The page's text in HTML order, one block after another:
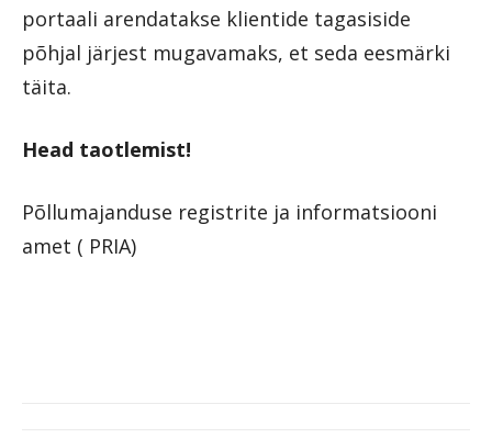
portaali arendatakse klientide tagasiside
põhjal järjest mugavamaks, et seda eesmärki
täita.
Head taotlemist!
Põllumajanduse registrite ja informatsiooni
amet ( PRIA)